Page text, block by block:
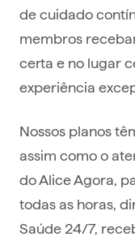
de cuidado
membros
certa e no lugar
experiência
Nossos planos
assim como o
do Alice Agora,
todas as horas,
Saúde 24/7,